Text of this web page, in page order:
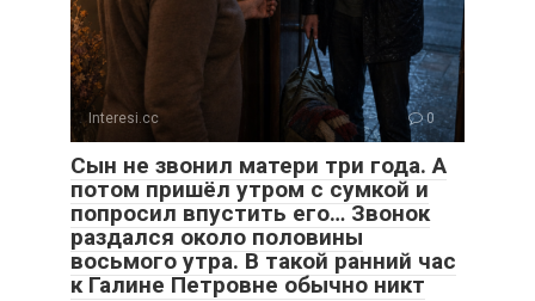
Interesi.cc 0
Сын не звонил матери три года. А
потом пришёл утром с сумкой и
попросил впустить его… Звонок
раздался около половины
восьмого утра. В такой ранний час
к Галине Петровне обычно никт